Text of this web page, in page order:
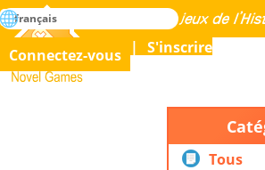
Novel Games
La maîtrise de tous les jeux de l’histoire humaine
rechercher
Connectez-vous S'inscrire
français
Tous